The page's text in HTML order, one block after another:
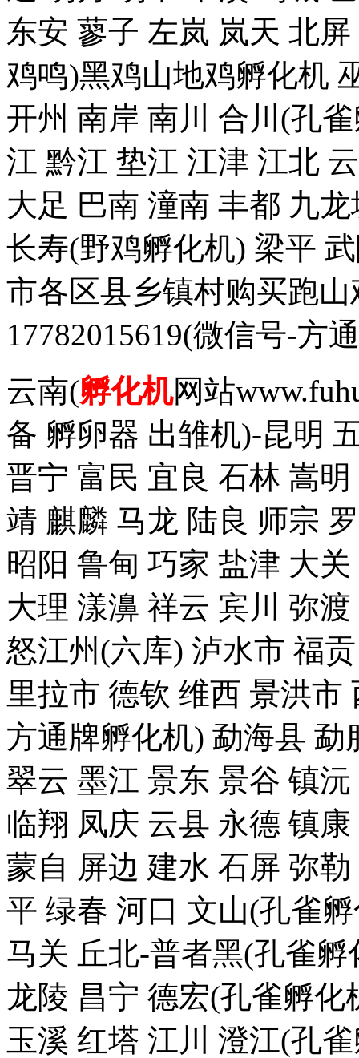
东安 蓼子 左岚 岚天 北
鸡鸣)黑鸡山地鸡孵化机
开州 南岸 南川 合川(孔
江 黔江 垫江 江津 江北
大足 巴南 潼南 丰都 九
长寿(野鸡孵化机) 梁平
市各区县乡镇村购买跑
17782015619(微信号-方
云南(孵化机网站
备 孵卵器 出雏机)-昆明
晋宁 富民 宜良 石林 嵩
靖 麒麟 马龙 陆良 师宗
昭阳 鲁甸 巧家 盐津 大
大理 漾濞 祥云 宾川 弥
怒江州(六库) 泸水市 福
里拉市 德钦 维西 景洪
方通牌孵化机) 勐海县
翠云 墨江 景东 景谷 镇
临翔 凤庆 云县 永德 镇
蒙自 屏边 建水 石屏 弥
平 绿春 河口 文山(孔雀
马关 丘北-普者黑(孔雀
龙陵 昌宁 德宏(孔雀孵
玉溪 红塔 江川 澄江(孔